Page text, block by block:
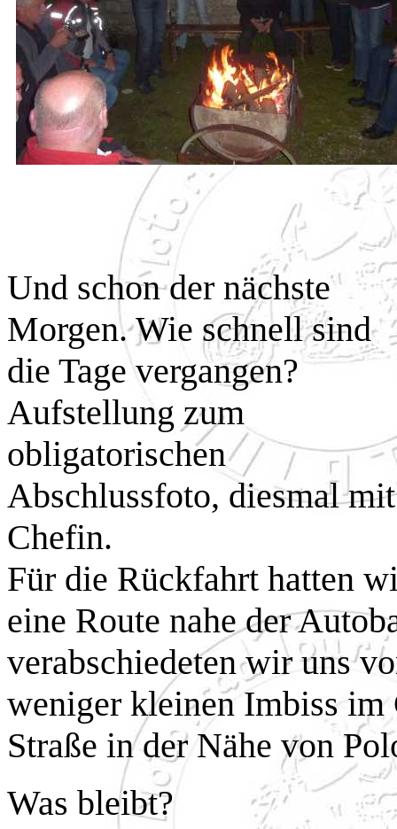
Und schon der nächste
Morgen. Wie schnell sind
die Tage vergangen?
Aufstellung zum
obligatorischen
Abschlussfoto, diesmal mit
Chefin.
Für die Rückfahrt hatten
eine Route nahe der
verabschiedeten wir uns
weniger kleinen Imbiss im
Straße in der Nähe von
Was bleibt?